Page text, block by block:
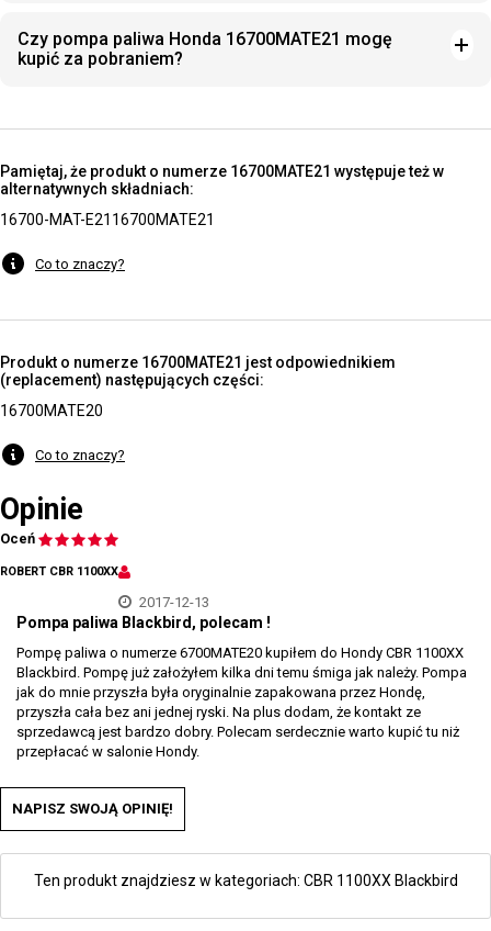
Czy pompa paliwa Honda 16700MATE21 mogę
kupić za pobraniem?
Pamiętaj, że produkt o numerze 16700MATE21 występuje też w
alternatywnych składniach:
16700-MAT-E21 16700MATE21
Co to znaczy?
Produkt o numerze 16700MATE21 jest odpowiednikiem
(replacement) następujących części:
16700MATE20
Co to znaczy?
Opinie
Oceń
ROBERT CBR 1100XX
2017-12-13
Pompa paliwa Blackbird, polecam !
Pompę paliwa o numerze 6700MATE20 kupiłem do Hondy CBR 1100XX
Blackbird. Pompę już założyłem kilka dni temu śmiga jak należy. Pompa
jak do mnie przyszła była oryginalnie zapakowana przez Hondę,
przyszła cała bez ani jednej ryski. Na plus dodam, że kontakt ze
sprzedawcą jest bardzo dobry. Polecam serdecznie warto kupić tu niż
przepłacać w salonie Hondy.
NAPISZ SWOJĄ OPINIĘ!
Ten produkt znajdziesz w kategoriach: CBR 1100XX Blackbird